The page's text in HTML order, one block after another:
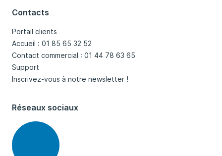
Contacts
Portail clients
Accueil : 01 85 65 32 52
Contact commercial : 01 44 78 63 65
Support
Inscrivez-vous à notre newsletter !
Réseaux sociaux